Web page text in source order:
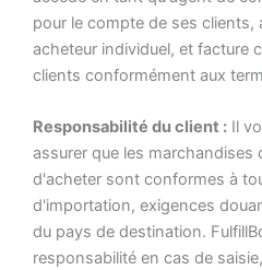
pour le compte de ses clients,
acheteur individuel, et facture
clients conformément aux
Responsabilité du client : Il
assurer que les marchandises
d'acheter sont conformes à
d'importation, exigences
du pays de destination.
responsabilité en cas de